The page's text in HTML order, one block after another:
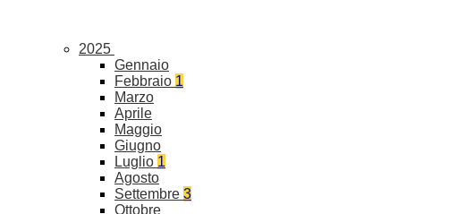
2025
Gennaio
Febbraio 1
Marzo
Aprile
Maggio
Giugno
Luglio 1
Agosto
Settembre 3
Ottobre